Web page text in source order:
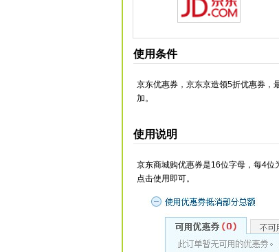
使用条件
京东优惠券，京东京造领5折优惠券，
加。
使用说明
京东商城购优惠券是16位字母，每4位
点击使用即可。